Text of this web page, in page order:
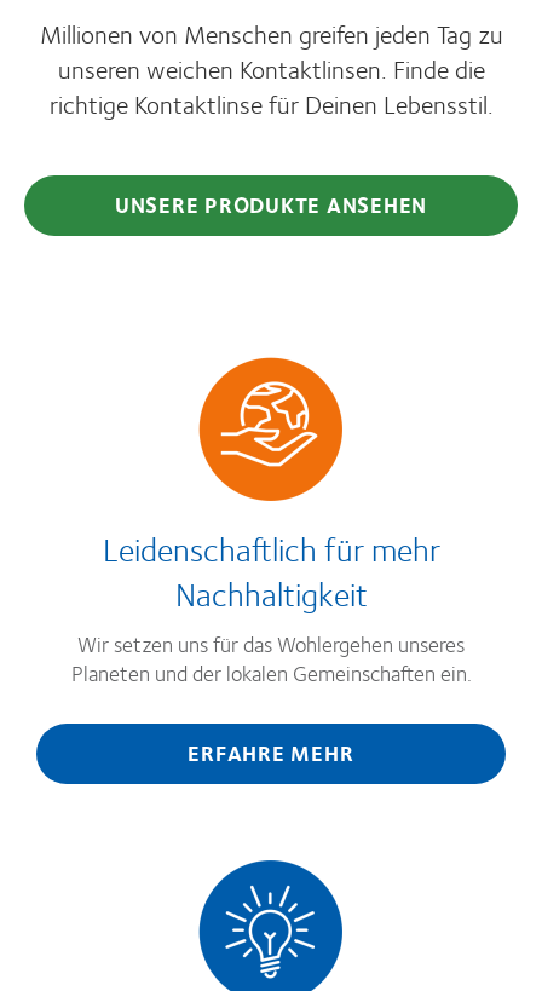
Millionen von Menschen greifen jeden Tag zu
unseren weichen Kontaktlinsen. Finde die
richtige Kontaktlinse für Deinen Lebensstil.
UNSERE PRODUKTE ANSEHEN
Leidenschaftlich für mehr
Nachhaltigkeit
Wir setzen uns für das Wohlergehen unseres
Planeten und der lokalen Gemeinschaften ein.
ERFAHRE MEHR